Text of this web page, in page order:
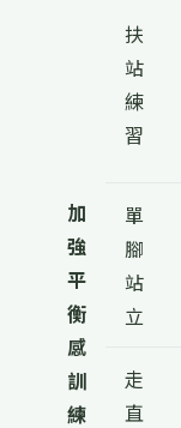
加
強
平
衡
感
訓
練
扶
站
練
習
單
腳
站
立
走
直